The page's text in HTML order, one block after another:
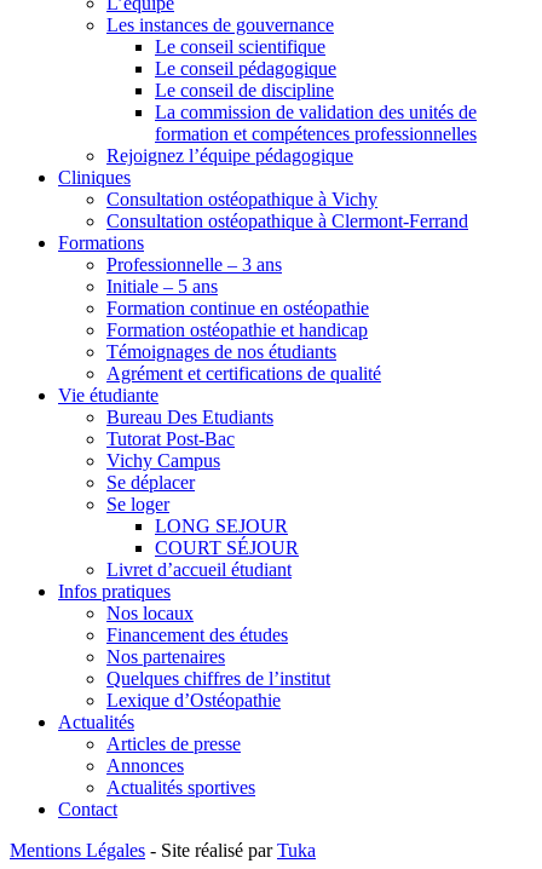
Les instances de gouvernance
Le conseil scientifique
Le conseil pédagogique
Le conseil de discipline
La commission de validation des unités de
formation et compétences professionnelles
Rejoignez l’équipe pédagogique
Cliniques
Consultation ostéopathique à Vichy
Consultation ostéopathique à Clermont-Ferrand
Formations
Professionnelle – 3 ans
Initiale – 5 ans
Formation continue en ostéopathie
Formation ostéopathie et handicap
Témoignages de nos étudiants
Agrément et certifications de qualité
Vie étudiante
Bureau Des Etudiants
Tutorat Post-Bac
Vichy Campus
Se déplacer
Se loger
LONG SEJOUR
COURT SÉJOUR
Livret d’accueil étudiant
Infos pratiques
Nos locaux
Financement des études
Nos partenaires
Quelques chiffres de l’institut
Lexique d’Ostéopathie
Actualités
Articles de presse
Annonces
Actualités sportives
Contact
Mentions Légales - Site réalisé parTuka